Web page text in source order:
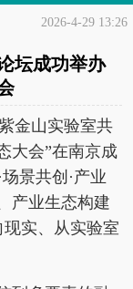
2026-4-29 13:26
坛成功举办
金山实验室共
大会”在南京成
景共创·产业
产业生态构建
实、从实验室